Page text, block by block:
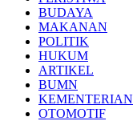
BUDAYA
MAKANAN
POLITIK
HUKUM
ARTIKEL
BUMN
KEMENTERIAN
OTOMOTIF